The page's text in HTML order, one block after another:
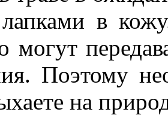
в
могут
Поэтому
на